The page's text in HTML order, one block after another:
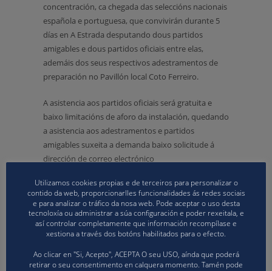
concentración, ca chegada das seleccións nacionais
española e portuguesa, que convivirán durante 5
días en A Estrada desputando dous partidos
amigables e dous partidos oficiais entre elas,
ademáis dos seus respectivos adestramentos de
preparación no Pavillón local Coto Ferreiro.
A asistencia aos partidos oficiais será gratuita e
baixo limitacións de aforo da instalación, quedando
a asistencia aos adestramentos e partidos
amigables suxeita a demanda baixo solicitude á
dirección de correo electrónico
A Federación Galega de Voleibol quere agradecer
ao Concello de A Estrada a súa axuda para a
celebración deste evento, así coma a confianza da
concentración previa a unha competición oficial.
Utilizamos cookies propias e de terceiros para personalizar o
contido da web, proporcionarlles funcionalidades ás redes sociais
e para analizar o tráfico da nosa web. Pode aceptar o uso desta
tecnoloxía ou administrar a súa configuración e poder rexeitala, e
así controlar completamente que información recompílase e
xestiona a través dos botóns habilitados para o efecto.
Ao clicar en "Si, Acepto", ACEPTA O seu USO, aínda que poderá
retirar o seu consentimento en calquera momento. Tamén pode